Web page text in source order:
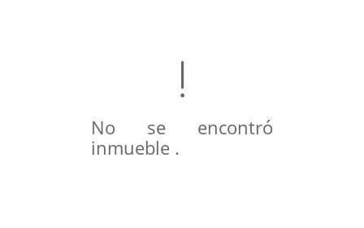
No se encontró
inmueble .